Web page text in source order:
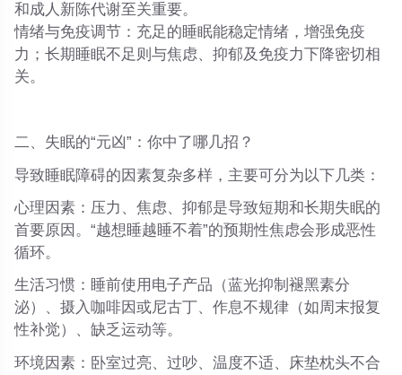
和成人新陈代谢至关重要。
情绪与免疫调节 ：充足的睡眠能稳定情绪，增强免疫
力；长期睡眠不足则与焦虑、抑郁及免疫力下降密切相
关。
二、失眠的“元凶”：你中了哪几招？
导致睡眠障碍的因素复杂多样，主要可分为以下几类：
心理因素 ：压力、焦虑、抑郁是导致短期和长期失眠的
首要原因。“越想睡越睡不着”的预期性焦虑会形成恶性
循环。
生活习惯 ：睡前使用电子产品（蓝光抑制褪黑素分
泌）、摄入咖啡因或尼古丁、作息不规律（如周末报复
性补觉）、缺乏运动等。
环境因素 ：卧室过亮、过吵、温度不适、床垫枕头不合